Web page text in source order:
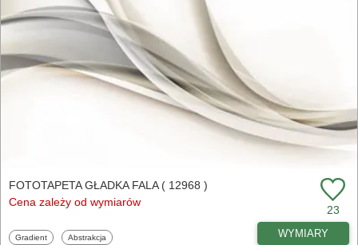
FOTOTAPETA GŁADKA FALA ( 12968 )
Cena zależy od wymiarów
23
Fototapety
Gradient Fototapety
Abstrakcja WYMIARY